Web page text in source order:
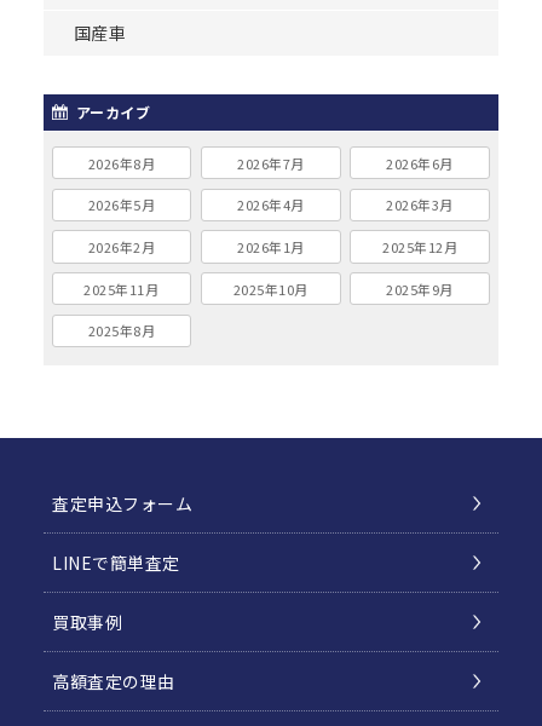
国産車
アーカイブ
2026年8月 2026年7月 2026年6月
2026年5月 2026年4月 2026年3月
2026年2月 2026年1月 2025年12月
2025年11月 2025年10月 2025年9月
2025年8月
査定申込フォーム
LINEで簡単査定
買取事例
高額査定の理由